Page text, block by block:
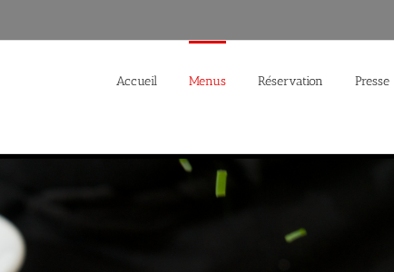
Accueil Menus Réservation Presse